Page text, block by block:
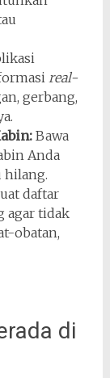
real-
gerbang,
Bawa
Anda
hilang.
daftar
agar tidak
obatan,
di